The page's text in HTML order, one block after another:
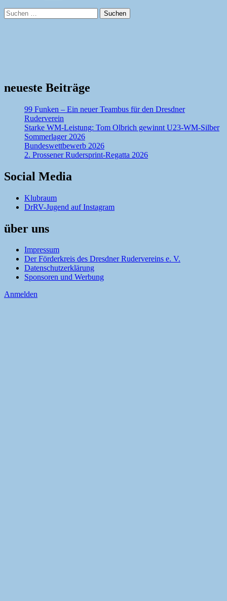
Suchen
nach:
neueste Beiträge
99 Funken – Ein neuer Teambus für den Dresdner
Ruderverein
Starke WM-Leistung: Tom Olbrich gewinnt U23-WM-Silber
Sommerlager 2026
Bundeswettbewerb 2026
2. Prossener Rudersprint-Regatta 2026
Social Media
Klubraum
DrRV-Jugend auf Instagram
über uns
Impressum
Der Förderkreis des Dresdner Rudervereins e. V.
Datenschutzerklärung
Sponsoren und Werbung
Anmelden